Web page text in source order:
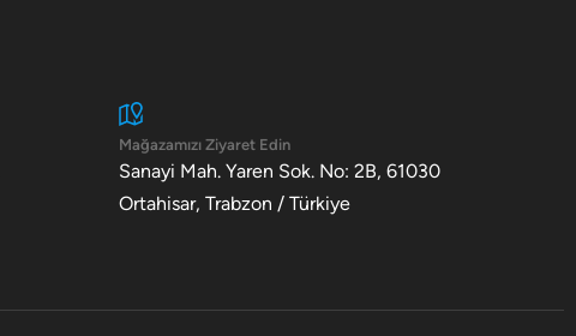
Mağazamızı Ziyaret Edin
Sanayi Mah. Yaren Sok. No: 2B, 61030
Ortahisar, Trabzon / Türkiye